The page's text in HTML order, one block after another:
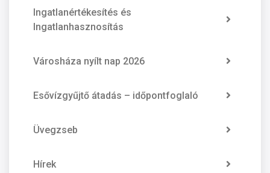
Ingatlanértékesítés és
Ingatlanhasznosítás
Városháza nyílt nap 2026
Esővízgyűjtő átadás – időpontfoglaló
Üvegzseb
Hírek